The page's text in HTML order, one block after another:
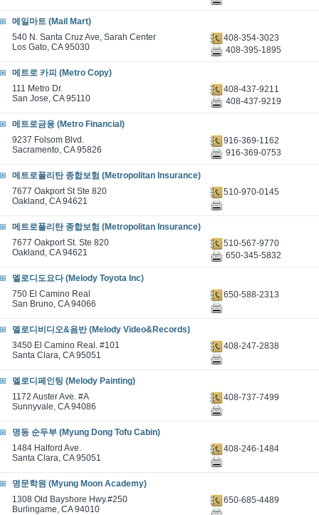
메일마트 (Mail Mart)
540 N. Santa Cruz Ave, Sarah Center
Los Gato, CA 95030
408-354-3023
408-395-1895
메트로 카피 (Metro Copy)
111 Metro Dr.
San Jose, CA 95110
408-437-9211
408-437-9219
메트로금융 (Metro Financial)
9237 Folsom Blvd.
Sacramento, CA 95826
916-369-1162
916-369-0753
메트로폴리탄 종합보험 (Metropolitan Insurance)
7677 Oakport St Ste 820
Oakland, CA 94621
510-970-0145
메트로폴리탄 종합보험 (Metropolitan Insurance)
7677 Oakport St. Ste 820
Oakland, CA 94621
510-567-9770
650-345-5832
멜로디도요다 (Melody Toyota Inc)
750 El Camino Real
San Bruno, CA 94066
650-588-2313
멜로디비디오&음반 (Melody Video&Records)
3450 El Camino Real. #101
Santa Clara, CA 95051
408-247-2838
멜로디페인팅 (Melody Painting)
1172 Auster Ave. #A
Sunnyvale, CA 94086
408-737-7499
명동 순두부 (Myung Dong Tofu Cabin)
1484 Halford Ave.
Santa Clara, CA 95051
408-246-1484
명문학원 (Myung Moon Academy)
1308 Old Bayshore Hwy.#250
Burlingame, CA 94010
650-685-4489